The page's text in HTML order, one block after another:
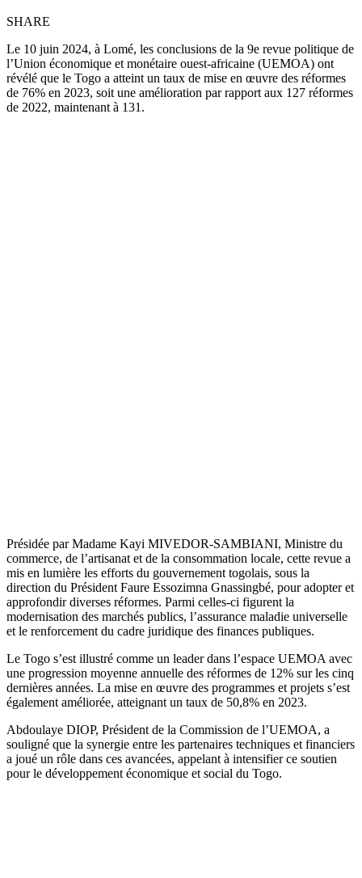
SHARE
Le 10 juin 2024, à Lomé, les conclusions de la 9e revue politique de
l’Union économique et monétaire ouest-africaine (UEMOA) ont
révélé que le Togo a atteint un taux de mise en œuvre des réformes
de 76% en 2023, soit une amélioration par rapport aux 127 réformes
de 2022, maintenant à 131.
Présidée par Madame Kayi MIVEDOR-SAMBIANI, Ministre du
commerce, de l’artisanat et de la consommation locale, cette revue a
mis en lumière les efforts du gouvernement togolais, sous la
direction du Président Faure Essozimna Gnassingbé, pour adopter et
approfondir diverses réformes. Parmi celles-ci figurent la
modernisation des marchés publics, l’assurance maladie universelle
et le renforcement du cadre juridique des finances publiques.
Le Togo s’est illustré comme un leader dans l’espace UEMOA avec
une progression moyenne annuelle des réformes de 12% sur les cinq
dernières années. La mise en œuvre des programmes et projets s’est
également améliorée, atteignant un taux de 50,8% en 2023.
Abdoulaye DIOP, Président de la Commission de l’UEMOA, a
souligné que la synergie entre les partenaires techniques et financiers
a joué un rôle dans ces avancées, appelant à intensifier ce soutien
pour le développement économique et social du Togo.